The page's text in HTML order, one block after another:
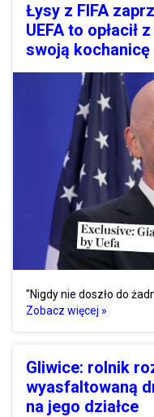
Łysy z FIFA
UEFA to opłacił
swoją kochanicę
"Nigdy nie doszło do
Zobacz więcej »
Gliwice: rolnik
wyasfaltowaną
na jego działce